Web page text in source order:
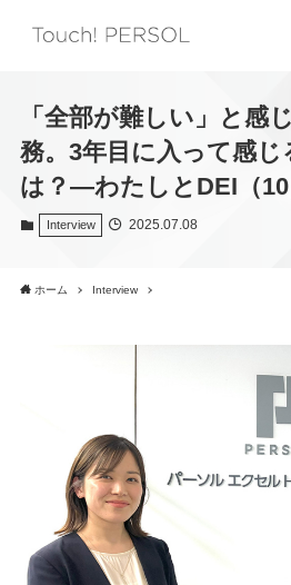
「全部が難しい」と感
務。3年目に入って感じ
は？―わたしとDEI（
Interview 2025.07.08
ホーム Interview